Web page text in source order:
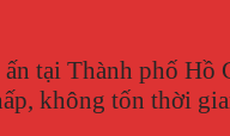
tại Thành phố Hồ
không tốn thời